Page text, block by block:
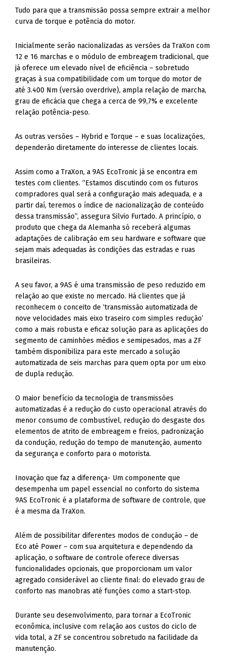
Tudo para que a transmissão possa sempre extrair a melhor
curva de torque e potência do motor.
Inicialmente serão nacionalizadas as versões da TraXon com
12 e 16 marchas e o módulo de embreagem tradicional, que
já oferece um elevado nível de eficiência – sobretudo
graças à sua compatibilidade com um torque do motor de
até 3.400 Nm (versão overdrive), ampla relação de marcha,
grau de eficácia que chega a cerca de 99,7% e excelente
relação potência-peso.
As outras versões – Hybrid e Torque – e suas localizações,
dependerão diretamente do interesse de clientes locais.
Assim como a TraXon, a 9AS EcoTronic já se encontra em
testes com clientes. “Estamos discutindo com os futuros
compradores qual será a configuração mais adequada, e a
partir daí, teremos o índice de nacionalização de conteúdo
dessa transmissão”, assegura Silvio Furtado. A princípio, o
produto que chega da Alemanha só receberá algumas
adaptações de calibração em seu hardware e software que
sejam mais adequadas às condições das estradas e ruas
brasileiras.
A seu favor, a 9AS é uma transmissão de peso reduzido em
relação ao que existe no mercado. Há clientes que já
reconhecem o conceito de ‘transmissão automatizada de
nove velocidades mais eixo traseiro com simples redução’
como a mais robusta e eficaz solução para as aplicações do
segmento de caminhões médios e semipesados, mas a ZF
também disponibiliza para este mercado a solução
automatizada de seis marchas para quem opta por um eixo
de dupla redução.
O maior benefício da tecnologia de transmissões
automatizadas é a redução do custo operacional através do
menor consumo de combustível, redução do desgaste dos
elementos de atrito de embreagem e freios, padronização
da condução, redução do tempo de manutenção, aumento
da segurança e conforto para o motorista.
Inovação que faz a diferença- Um componente que
desempenha um papel essencial no conforto do sistema
9AS EcoTronic é a plataforma de software de controle, que
é a mesma da TraXon.
Além de possibilitar diferentes modos de condução – de
Eco até Power – com sua arquitetura e dependendo da
aplicação, o software de controle oferece diversas
funcionalidades opcionais, que proporcionam um valor
agregado considerável ao cliente final: do elevado grau de
conforto nas manobras até funções como a start-stop.
Durante seu desenvolvimento, para tornar a EcoTronic
econômica, inclusive com relação aos custos do ciclo de
vida total, a ZF se concentrou sobretudo na facilidade da
manutenção.